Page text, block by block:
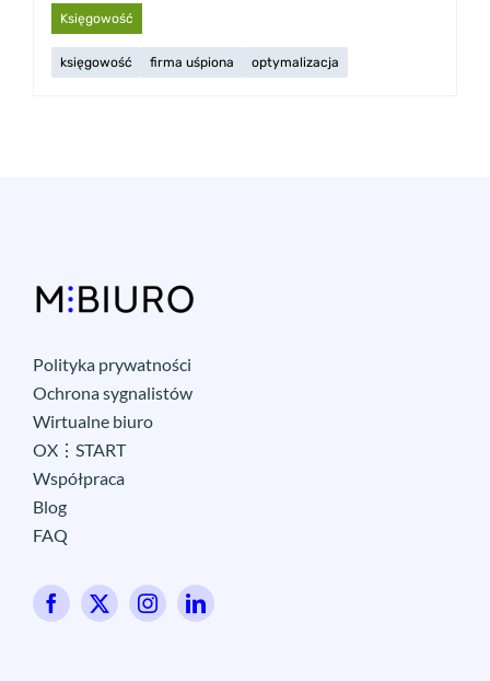
Księgowość
księgowość firma uśpiona optymalizacja
Polityka prywatności
Ochrona sygnalistów
Wirtualne biuro
OX⋮START
Współpraca
Blog
FAQ